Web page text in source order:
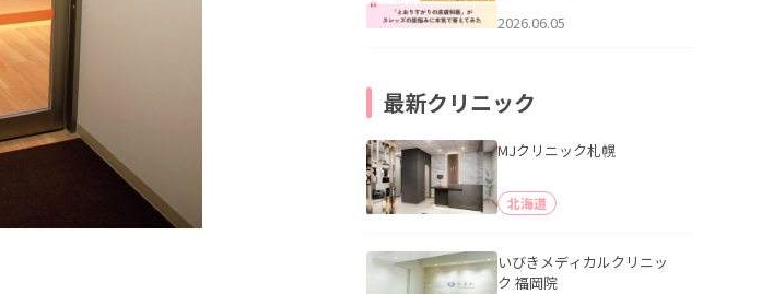
ッズの肌悩みに本気で答え
2026.06.05
最新クリニック
MJクリニック札幌
北海道
いびきメディカルクリニッ
ク 福岡院